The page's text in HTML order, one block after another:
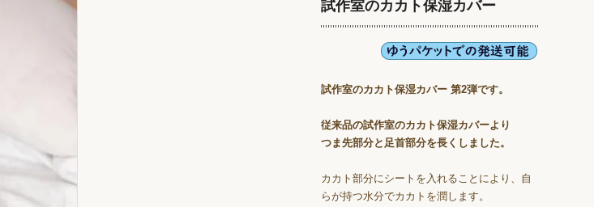
試作室のカカト保湿カバー
試作室のカカト保湿カバー 第2弾です。
従来品の試作室のカカト保湿カバーより
つま先部分と足首部分を長くしました。
カカト部分にシートを入れることにより、自
らが持つ水分でカカトを潤します。